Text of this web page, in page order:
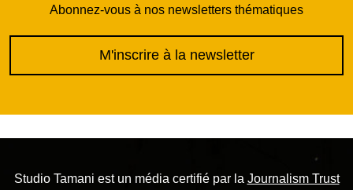
Abonnez-vous à nos newsletters thématiques
M'inscrire à la newsletter
Studio Tamani est un média certifié par la Journalism Trust